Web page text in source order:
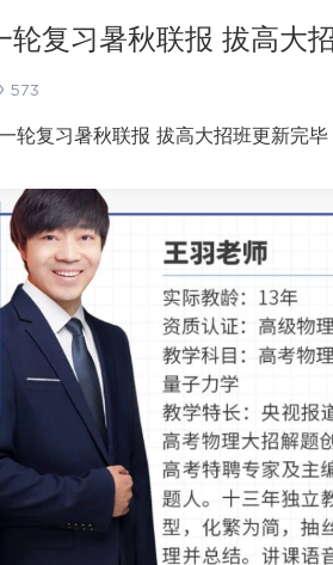
复习暑秋联报 拔高大
573
轮复习暑秋联报 拔高大招班更新完毕